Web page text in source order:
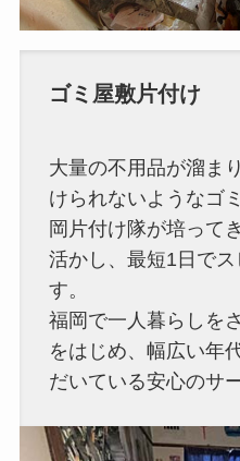
ゴミ屋敷片付け
大量の不用品が溜ま
けられないようなゴ
岡片付け隊が培って
活かし、最短1日で
す。
福岡で一人暮らしを
をはじめ、幅広い年
だいている安心のサ